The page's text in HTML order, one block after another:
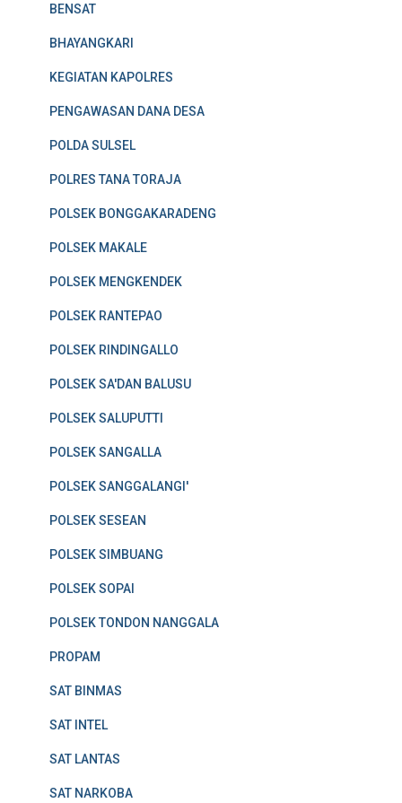
BENSAT
BHAYANGKARI
KEGIATAN KAPOLRES
PENGAWASAN DANA DESA
POLDA SULSEL
POLRES TANA TORAJA
POLSEK BONGGAKARADENG
POLSEK MAKALE
POLSEK MENGKENDEK
POLSEK RANTEPAO
POLSEK RINDINGALLO
POLSEK SA'DAN BALUSU
POLSEK SALUPUTTI
POLSEK SANGALLA
POLSEK SANGGALANGI'
POLSEK SESEAN
POLSEK SIMBUANG
POLSEK SOPAI
POLSEK TONDON NANGGALA
PROPAM
SAT BINMAS
SAT INTEL
SAT LANTAS
SAT NARKOBA